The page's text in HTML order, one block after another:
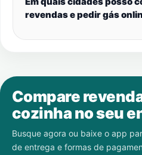
revendas e pedir gás
Compare
cozinha no seu
Busque agora ou baixe o app
de entrega e formas de